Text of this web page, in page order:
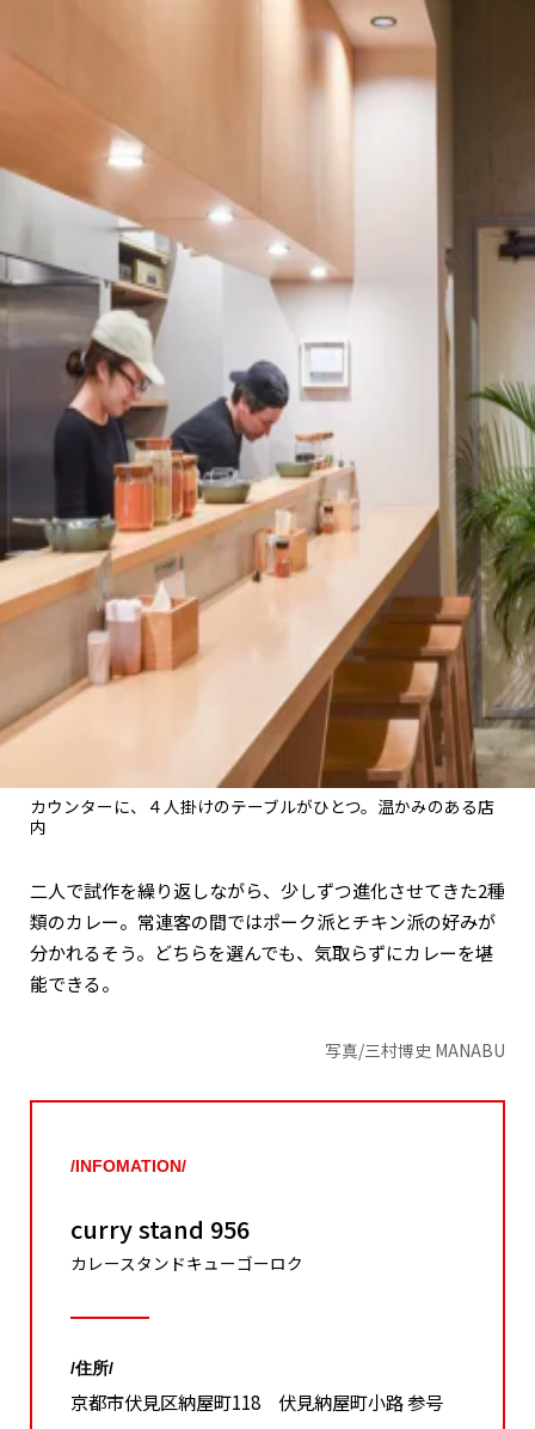
カウンターに、４人掛けのテーブルがひとつ。温かみのある店
内
二人で試作を繰り返しながら、少しずつ進化させてきた2種
類のカレー。常連客の間ではポーク派とチキン派の好みが
分かれるそう。どちらを選んでも、気取らずにカレーを堪
能できる。
写真/三村博史 MANABU
/INFOMATION/
curry stand 956
カレースタンドキューゴーロク
/住所/
京都市伏見区納屋町118 伏見納屋町小路 参号